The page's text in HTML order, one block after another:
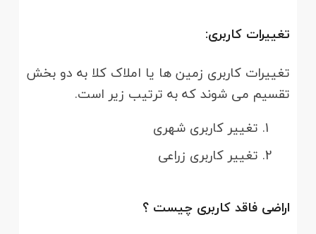
تغییرات کاربری:
تغییرات کاربری زمین ها یا املاک کلا به دو بخش
تقسیم می شوند که به ترتیب زیر است.
تغییر کاربری شهری
تغییر کاربری زراعی
اراضی فاقد کاربری چیست ؟